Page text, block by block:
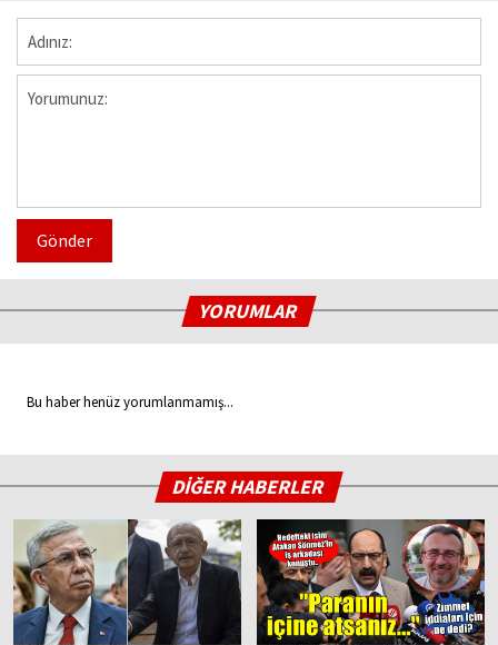
Gönder
YORUMLAR
Bu haber henüz yorumlanmamış...
DİĞER HABERLER